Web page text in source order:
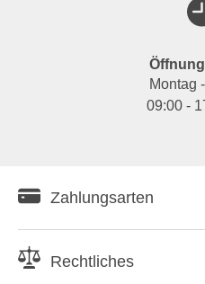
Montag
09:00 -
Zahlungsarten
Rechtliches